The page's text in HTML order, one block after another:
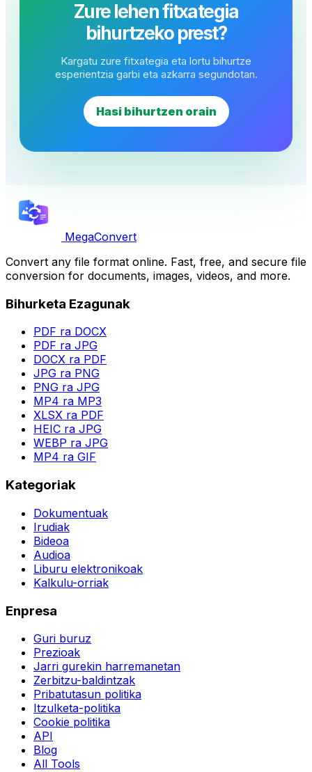
Zure lehen fitxategia
bihurtzeko prest?
Kargatu zure fitxategia eta lortu bihurtze
esperientzia garbi eta azkarra segundotan.
Hasi bihurtzen orain
MegaConvert
Convert any file format online. Fast, free, and secure file
conversion for documents, images, videos, and more.
Bihurketa Ezagunak
PDF ra DOCX
PDF ra JPG
DOCX ra PDF
JPG ra PNG
PNG ra JPG
MP4 ra MP3
XLSX ra PDF
HEIC ra JPG
WEBP ra JPG
MP4 ra GIF
Kategoriak
Dokumentuak
Irudiak
Bideoa
Audioa
Liburu elektronikoak
Kalkulu-orriak
Enpresa
Guri buruz
Prezioak
Jarri gurekin harremanetan
Zerbitzu-baldintzak
Pribatutasun politika
Itzulketa-politika
Cookie politika
API
Blog
All Tools